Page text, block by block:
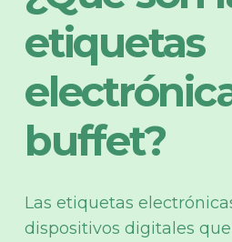
etiquetas
buffet?
Las etiquetas
dispositivos digitales